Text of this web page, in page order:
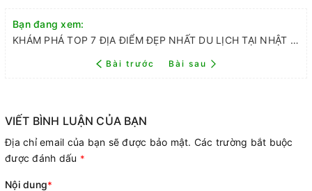
Bạn đang xem:
KHÁM PHÁ TOP 7 ĐỊA ĐIỂM ĐẸP NHẤT DU LỊCH TẠI NHẬT BẢN 2022
Bài trước Bài sau
VIẾT BÌNH LUẬN CỦA BẠN
Địa chỉ email của bạn sẽ được bảo mật. Các trường bắt buộc
được đánh dấu *
Nội dung*